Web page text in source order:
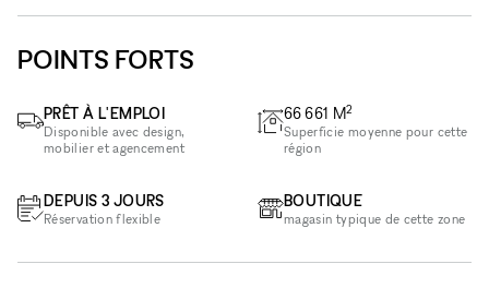
POINTS FORTS
PRÊT À L'EMPLOI
Disponible avec design,
mobilier et agencement
DEPUIS 3 JOURS
Réservation flexible
66 661 M2
Superficie moyenne pour cette
région
BOUTIQUE
magasin typique de cette zone